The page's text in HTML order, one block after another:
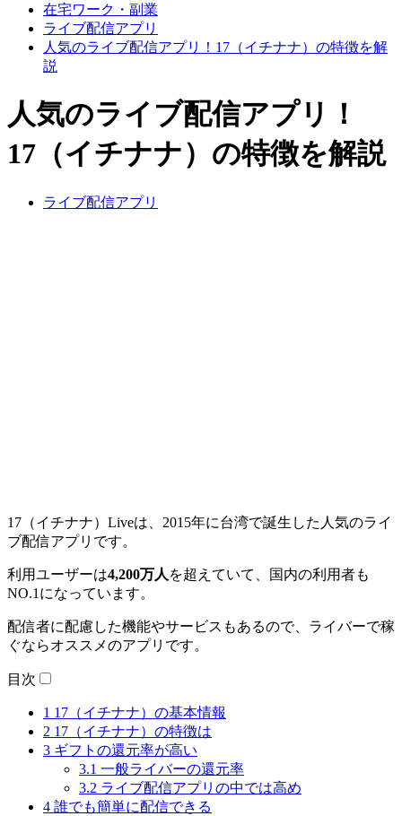
在宅ワーク・副業
ライブ配信アプリ
人気のライブ配信アプリ！17（イチナナ）の特徴を解
説
人気のライブ配信アプリ！
17（イチナナ）の特徴を解説
ライブ配信アプリ
17（イチナナ）Liveは、2015年に台湾で誕生した人気のライ
ブ配信アプリです。
利用ユーザーは4,200万人 を超えていて、国内の利用者も
NO.1になっています。
配信者に配慮した機能やサービスもあるので、ライバーで稼
ぐならオススメのアプリです。
目次
1 17（イチナナ）の基本情報
2 17（イチナナ）の特徴は
3 ギフトの還元率が高い
3.1 一般ライバーの還元率
3.2 ライブ配信アプリの中では高め
4 誰でも簡単に配信できる